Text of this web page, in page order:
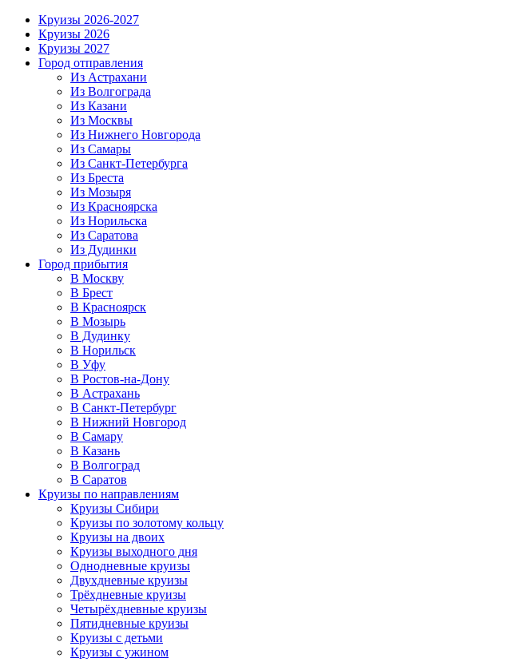
Круизы 2026-2027
Круизы 2026
Круизы 2027
Город отправления
Из Астрахани
Из Волгограда
Из Казани
Из Москвы
Из Нижнего Новгорода
Из Самары
Из Санкт-Петербурга
Из Бреста
Из Мозыря
Из Красноярска
Из Норильска
Из Саратова
Из Дудинки
Город прибытия
В Москву
В Брест
В Красноярск
В Мозырь
В Дудинку
В Норильск
В Уфу
В Ростов-на-Дону
В Астрахань
В Санкт-Петербург
В Нижний Новгород
В Самару
В Казань
В Волгоград
В Саратов
Круизы по направлениям
Круизы Сибири
Круизы по золотому кольцу
Круизы на двоих
Круизы выходного дня
Однодневные круизы
Двухдневные круизы
Трёхдневные круизы
Четырёхдневные круизы
Пятидневные круизы
Круизы с детьми
Круизы с ужином